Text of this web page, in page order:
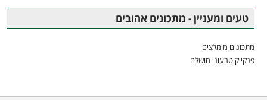
טעים ומעניין - מתכונים אהובים
מתכונים מומלצים
פנקייק טבעוני מושלם